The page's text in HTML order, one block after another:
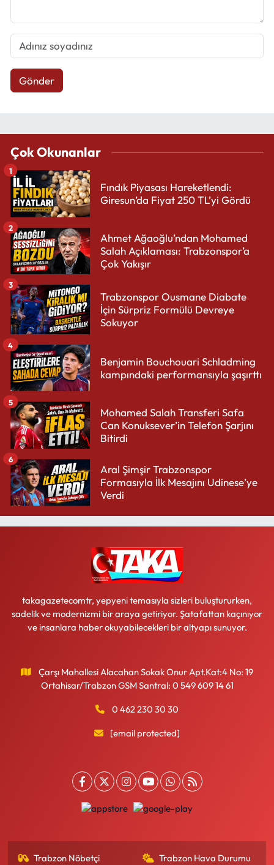
Gönder
Çok Okunanlar
Fındık Piyasası Hareketlendi:
Giresun’da Fiyat 250 TL’yi Gördü
1
Ahmet Ağaoğlu’ndan Mohamed
Salah Açıklaması: Trabzonspor’a
Çok Yakışır
2
Trabzonspor Ousmane Diabate
İçin Sürpriz Formülü Devreye
Sokuyor
3
Benjamin Bouchouari Schladming
kampındaki performansıyla şaşırttı
4
Mohamed Salah Transferi Safa
Can Konuksever’in Telefon Şarjını
Bitirdi
5
Aral Şimşir Trabzonspor
Formasıyla İlk Mesajını Udinese’ye
Verdi
6
takagazetecomtr, yepyeni temasıyla sizleri buluştururken,
sadelik ve modernizmi bir araya getiriyor. Şatafattan kaçınıyor
ve insanlara haber okuyabilecekleri bir altyapı sunuyor.
Çarşı Mahallesi Alacahan Sokak Onur Apt.Kat:4 No: 19
Ortahisar/Trabzon GSM Santral: 0 549 609 14 61
0 462 230 30 30
[email protected]
Trabzon Nöbetçi Trabzon Hava Durumu